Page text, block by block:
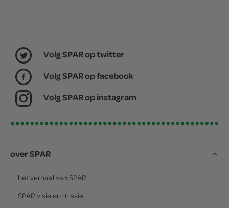
Volg SPAR op twitter
Volg SPAR op facebook
Volg SPAR op instagram
over SPAR
het verhaal van SPAR
SPAR visie en missie